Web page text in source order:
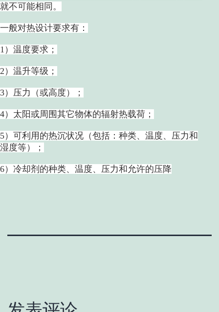
就不可能相同。
一般对热设计要求有：
1）温度要求；
2）温升等级；
3）压力（或高度）；
4）太阳或周围其它物体的辐射热载荷；
5）可利用的热沉状况（包括：种类、温度、压力和
湿度等）；
6）冷却剂的种类、温度、压力和允许的压降